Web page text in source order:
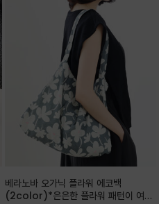
베라노바 오가닉 플라워 에코백
(2color)*은은한 플라워 패턴이 여름